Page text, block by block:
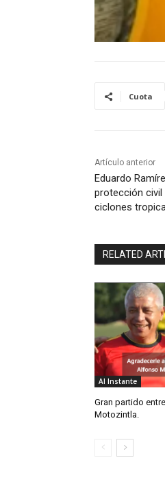
Cuota
Artículo anterior
Eduardo
protección civil
ciclones
RELATED
Al Instante
Gran partido
Motozintla.